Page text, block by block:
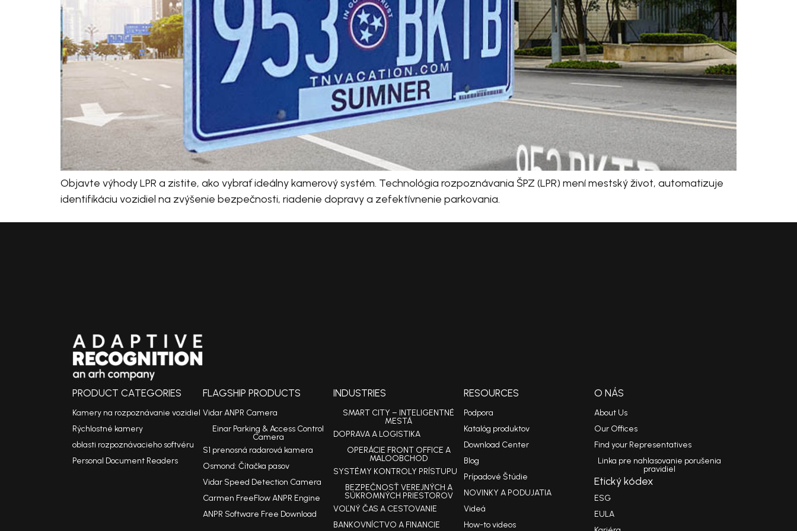
Objavte výhody LPR a zistite, ako vybrať ideálny kamerový systém. Technológia rozpoznávania ŠPZ (LPR) mení mestský život, automatizuje
identifikáciu vozidiel na zvýšenie bezpečnosti, riadenie dopravy a zefektívnenie parkovania.
PRODUCT CATEGORIES
Kamery na rozpoznávanie vozidiel
Rýchlostné kamery
oblasti rozpoznávacieho softvéru
Personal Document Readers
FLAGSHIP PRODUCTS
Vidar ANPR Camera
Einar Parking & Access Control
Camera
S1 prenosná radarová kamera
Osmond: Čítačka pasov
Vidar Speed Detection Camera
Carmen FreeFlow ANPR Engine
ANPR Software Free Download
INDUSTRIES
SMART CITY – INTELIGENTNÉ
MESTÁ
DOPRAVA A LOGISTIKA
OPERÁCIE FRONT OFFICE A
MALOOBCHOD
SYSTÉMY KONTROLY PRÍSTUPU
BEZPEČNOSŤ VEREJNÝCH A
SÚKROMNÝCH PRIESTOROV
VOĽNÝ ČAS A CESTOVANIE
BANKOVNÍCTVO A FINANCIE
RESOURCES
Podpora
Katalóg produktov
Download Center
Blog
Prípadové Štúdie
NOVINKY A PODUJATIA
Videá
How-to videos
O NÁS
About Us
Our Offices
Find your Representatives
Linka pre nahlasovanie porušenia
pravidiel
Etický kódex
ESG
EULA